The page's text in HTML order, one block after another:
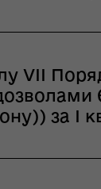
VІІ
за І